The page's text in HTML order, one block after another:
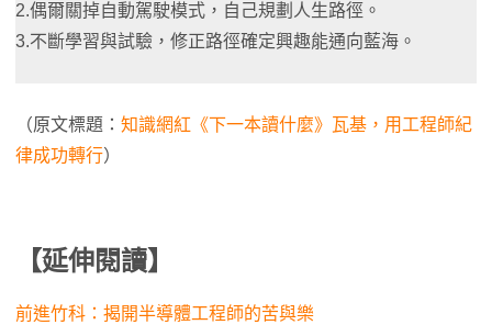
2.偶爾關掉自動駕駛模式，自己規劃人生路徑。
3.不斷學習與試驗，修正路徑確定興趣能通向藍海。
（原文標題： 知識網紅《下一本讀什麼》瓦基，用工程師紀
律成功轉行）
【延伸閱讀】
前進竹科：揭開半導體工程師的苦與樂